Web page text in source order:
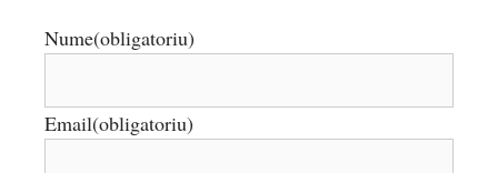
Nume(obligatoriu)
Email(obligatoriu)